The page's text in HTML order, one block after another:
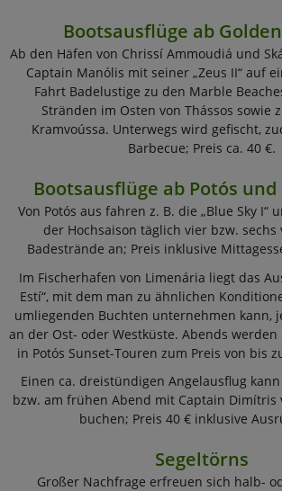
Bootsausflüge ab
Ab den Häfen von Chrissí Ammoudiá und
Captain Manólis mit seiner „Zeus II“ auf
Fahrt Badelustige zu den Marble
Stränden im Osten von Thássos sowie
Kramvoússa. Unterwegs wird gefischt,
Barbecue; Preis ca. 40 €.
Bootsausflüge ab Potós
Von Potós aus fahren z. B. die „Blue Sky I“
der Hochsaison täglich vier bzw. sechs
Badestrände an; Preis inklusive
Im Fischerhafen von Limenária liegt das
Estí“, mit dem man zu ähnlichen
umliegenden Buchten unternehmen kann,
an der Ost- oder Westküste. Abends
in Potós Sunset-Touren zum Preis von bis
Einen ca. dreistündigen Angelausflug
bzw. am frühen Abend mit Captain Dimítris
buchen; Preis 40 € inklusive
Segeltörns
Großer Nachfrage erfreuen sich halb-